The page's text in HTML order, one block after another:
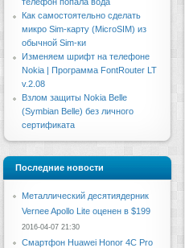
Как самостоятельно сделать
микро Sim-карту (MicroSIM) из
обычной Sim-ки
Изменяем шрифт на телефоне
Nokia | Программа FontRouter LT
v.2.08
Взлом защиты Nokia Belle
(Symbian Belle) без личного
сертификата
Последние новости
Металлический десятиядерник
Vernee Apollo Lite оценен в $199
2016-04-07 21:30
Смартфон Huawei Honor 4C Pro